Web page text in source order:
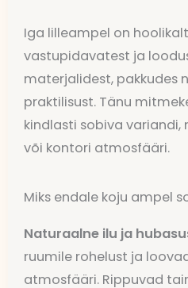
Iga lilleampel on
vastupidavatest ja
materjalidest, pakkudes
praktilisust. Tänu
kindlasti sobiva variandi,
või kontori atmosfääri.
Miks endale koju ampel
Naturaalne ilu ja
ruumile rohelust ja
atmosfääri. Rippuvad